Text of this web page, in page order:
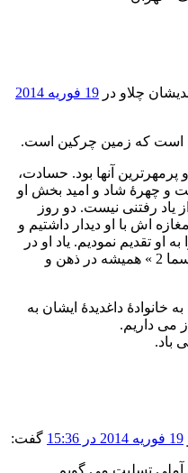
چلاو در
19 فوریه 2014
است که زمین چرکین است.
پرمهرترین آنها بود. حسادت،
و چهرۀ شاد و امید بخش او
رفتنی نیست. دو روز
1392/11/28) در مغازه اش با او دیدار داشتیم و
او تقدیم نمودیم. یاد او در
داوری مراسم عکاسی « گنّم سما 2 » همیشه در ذهن و
خانوادۀ داغدیدۀ ایشان به
می داریم.
باد.
19 فوریه 2014 در 15:36 گفت: